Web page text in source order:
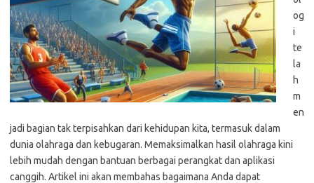
og
i
te
la
h
m
en
jadi bagian tak terpisahkan dari kehidupan kita, termasuk dalam
dunia olahraga dan kebugaran. Memaksimalkan hasil olahraga kini
lebih mudah dengan bantuan berbagai perangkat dan aplikasi
canggih. Artikel ini akan membahas bagaimana Anda dapat